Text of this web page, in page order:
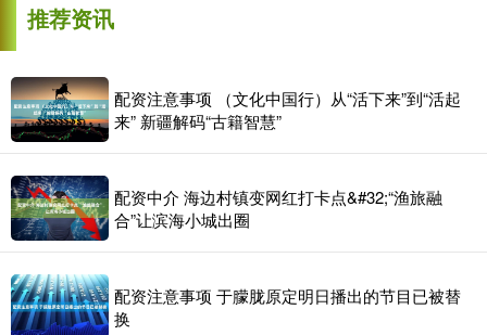
推荐资讯
配资注意事项 （文化中国行）从“活下来”到“活起
来” 新疆解码“古籍智慧”
配资中介 海边村镇变网红打卡点&#32;“渔旅融
合”让滨海小城出圈
配资注意事项 于朦胧原定明日播出的节目已被替
换